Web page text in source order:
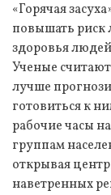
«Горячая
повышать риск
здоровья
Ученые
лучше
готовиться к
рабочие часы
группам
открывая
наветренных